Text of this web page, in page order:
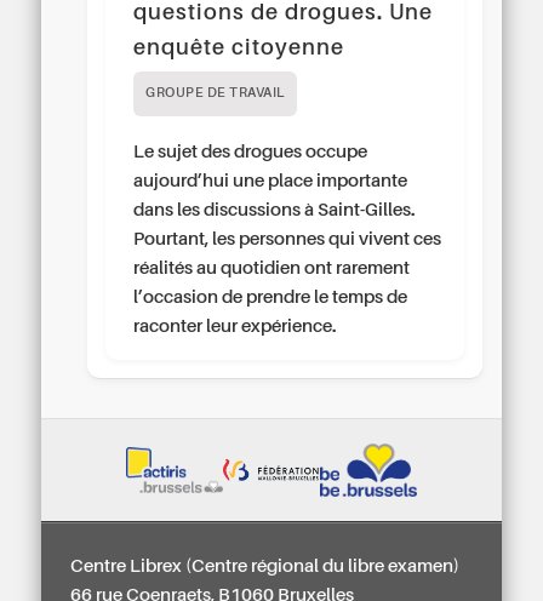
questions de drogues. Une
enquête citoyenne
GROUPE DE TRAVAIL
Le sujet des drogues occupe
aujourd’hui une place importante
dans les discussions à Saint-Gilles.
Pourtant, les personnes qui vivent ces
réalités au quotidien ont rarement
l’occasion de prendre le temps de
raconter leur expérience.
Centre Librex (Centre régional du libre examen)
66 rue Coenraets, B1060 Bruxelles